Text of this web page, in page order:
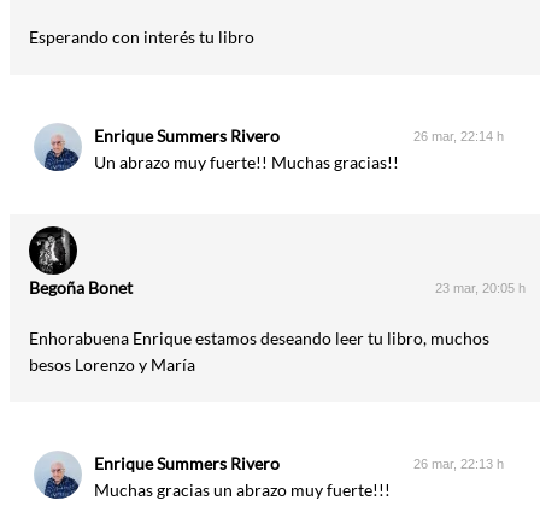
Esperando con interés tu libro
Enrique Summers Rivero 26 mar, 22:14 h
Un abrazo muy fuerte!! Muchas gracias!!
Begoña Bonet 23 mar, 20:05 h
Enhorabuena Enrique estamos deseando leer tu libro, muchos
besos Lorenzo y María
Enrique Summers Rivero 26 mar, 22:13 h
Muchas gracias un abrazo muy fuerte!!!